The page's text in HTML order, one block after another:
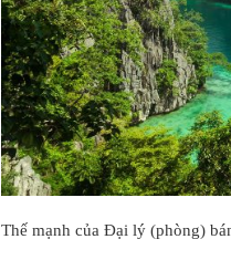
Thế mạnh của Đại lý (phòng)